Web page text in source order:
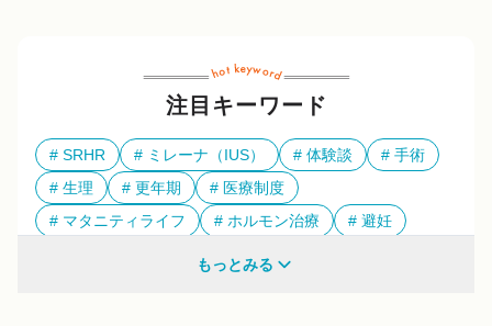
注目キーワード
SRHR ミレーナ（IUS） 体験談
手術
生理
更年期
医療制度
マタニティライフ
ホルモン治療
避妊
もっとみる